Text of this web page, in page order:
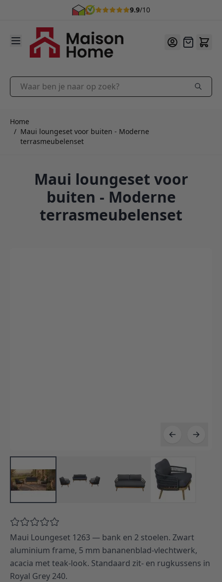
9.9/10
Ga naar de inhoud
Offerte
Waar ben je naar op zoek?
Home
/ Maui loungeset voor buiten - Moderne
terrasmeubelenset
Maui loungeset voor
buiten - Moderne
terrasmeubelenset
Maui Loungeset 1263 — bank en 2 stoelen. Zwart
aluminium frame, 5 mm bananenblad-vlechtwerk,
acacia met teak-look. Standaard zit- en rugkussens in
Royal Grey 240.